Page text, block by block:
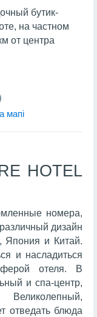
бутик-
на частном
от центра
мапi
HOTEL
номера,
дизайн
Япония и Китай.
и насладиться
отеля. В
и спа-центр,
отведать блюда